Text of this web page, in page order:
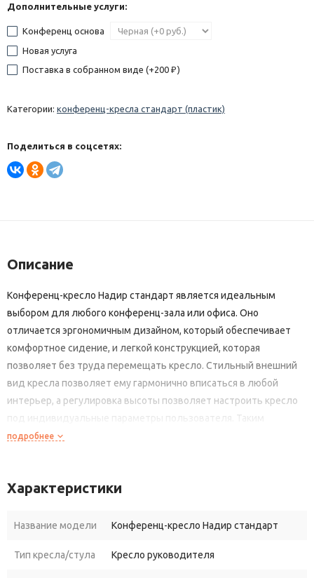
Дополнительные услуги:
Конференц основа
Новая услуга
Поставка в собранном виде (+200 ₽ )
Категории: конференц-кресла стандарт (пластик)
Поделиться в соцсетях:
Описание
Конференц-кресло Надир стандарт является идеальным
выбором для любого конференц-зала или офиса. Оно
отличается эргономичным дизайном, который обеспечивает
комфортное сидение, и легкой конструкцией, которая
позволяет без труда перемещать кресло. Стильный внешний
вид кресла позволяет ему гармонично вписаться в любой
интерьер, а регулировка высоты позволяет настроить кресло
под индивидуальные параметры пользователя. Таким
образом, конференц-кресло Надир стандарт обеспечивает
подробнее
Характеристики
Название модели Конференц-кресло Надир стандарт
Тип кресла/стула Кресло руководителя